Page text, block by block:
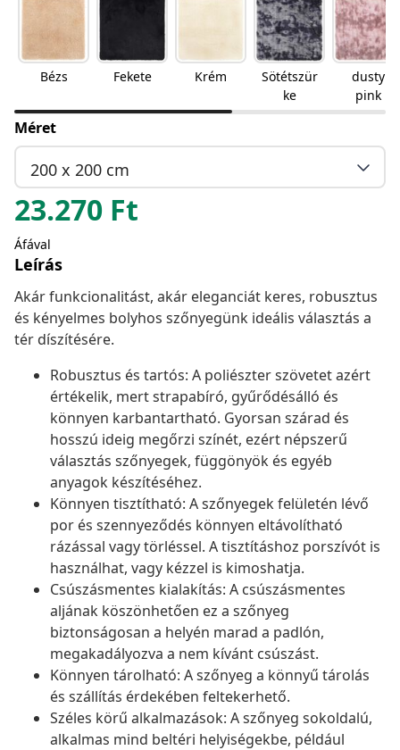
Bézs Fekete Krém
Sötétszür
ke
dusty
pink
Méret
200 x 200 cm
23.270 Ft
Áfával
Leírás
Akár funkcionalitást, akár eleganciát keres, robusztus
és kényelmes bolyhos szőnyegünk ideális választás a
tér díszítésére.
Robusztus és tartós: A poliészter szövetet azért
értékelik, mert strapabíró, gyűrődésálló és
könnyen karbantartható. Gyorsan szárad és
hosszú ideig megőrzi színét, ezért népszerű
választás szőnyegek, függönyök és egyéb
anyagok készítéséhez.
Könnyen tisztítható: A szőnyegek felületén lévő
por és szennyeződés könnyen eltávolítható
rázással vagy törléssel. A tisztításhoz porszívót is
használhat, vagy kézzel is kimoshatja.
Csúszásmentes kialakítás: A csúszásmentes
aljának köszönhetően ez a szőnyeg
biztonságosan a helyén marad a padlón,
megakadályozva a nem kívánt csúszást.
Könnyen tárolható: A szőnyeg a könnyű tárolás
és szállítás érdekében feltekerhető.
Széles körű alkalmazások: A szőnyeg sokoldalú,
alkalmas mind beltéri helyiségekbe, például